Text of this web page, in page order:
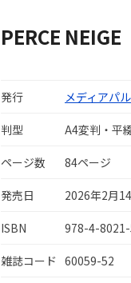
PERCE
発行 メディアパル
判型 A4変判・平
ページ数 84ページ
発売日 2026年2月
ISBN 978-4-
雑誌コード 60059-52